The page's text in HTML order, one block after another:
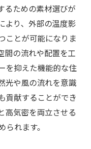
るための素材選びが
より、外部の温度影
ことが可能になりま
間の流れや配置を工
を抑えた機能的な住
光や風の流れを意識
貢献することができ
高気密を両立させる
れます。